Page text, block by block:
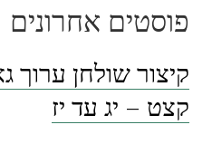
פוסטים אחרונים
קיצור שולחן ערוך
קצט – יג עד יז